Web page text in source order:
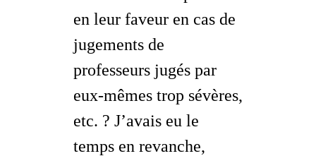
en leur faveur en cas de
jugements de
professeurs jugés par
eux-mêmes trop sévères,
etc. ? J’avais eu le
temps en revanche,